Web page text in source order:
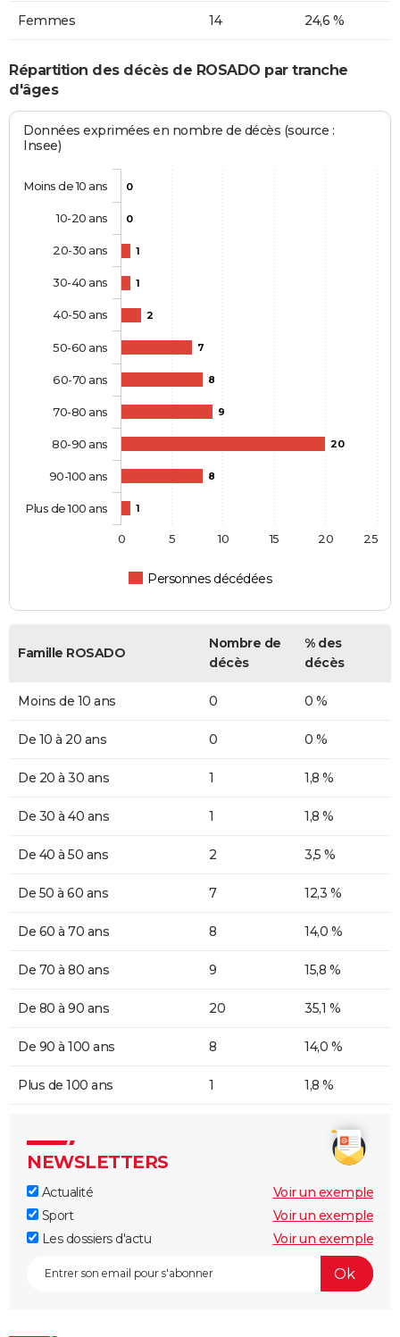
Femmes 14 24,6 %
Répartition des décès de ROSADO par tranche
d'âges
Données exprimées en nombre de décès (source :
Insee)
0
0
1
1
2
7
8
9
20
8
1
Personnes décédées
Moins de 10 ans
10-20 ans
20-30 ans
30-40 ans
40-50 ans
50-60 ans
60-70 ans
70-80 ans
80-90 ans
90-100 ans
Plus de 100 ans
0 5 10 15 20 25
Famille ROSADO
Nombre de
décès
% des
décès
Moins de 10 ans 0 0 %
De 10 à 20 ans 0 0 %
De 20 à 30 ans 1 1,8 %
De 30 à 40 ans 1 1,8 %
De 40 à 50 ans 2 3,5 %
De 50 à 60 ans 7 12,3 %
De 60 à 70 ans 8 14,0 %
De 70 à 80 ans 9 15,8 %
De 80 à 90 ans 20 35,1 %
De 90 à 100 ans 8 14,0 %
Plus de 100 ans 1 1,8 %
NEWSLETTERS
Actualité
Voir un exemple
Sport
Voir un exemple
Les dossiers d'actu
Voir un exemple